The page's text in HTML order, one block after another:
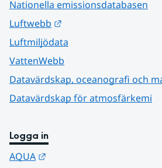
Nationella emissionsdatabasen
Luftwebb
Luftmiljödata
VattenWebb
Datavärdskap, oceanografi och
Datavärdskap för atmosfärkemi
Logga in
AQUA